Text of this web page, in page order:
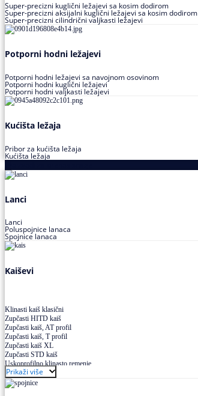
Super-precizni kuglični ležajevi sa kosim dodirom
Super-precizni aksijalni kuglični ležajevi sa kosim dodirom
Super-precizni cilindrični valjkasti ležajevi
Potporni hodni ležajevi
Potporni hodni ležajevi sa navojnom osovinom
Potporni hodni kuglični ležajevi
Potporni hodni valjkasti ležajevi
Kućišta ležaja
Pribor za kućišta ležaja
Kućišta ležaja
Lanci
Lanci
Poluspojnice lanaca
Spojnice lanaca
Kaiševi
Klinasti kaiš klasični
Zupčasti HITD kaiš
Zupčasti kaiš, AT profil
Zupčasti kaiš, T profil
Zupčasti kaiš XL
Zupčasti STD kaiš
Uskoprofilno klinasto remenje
Uskoprofilno klinasto remenje spojeno
Uskoprofilno klinasto remenje XP extra power
Višekanalno remenje PJ,PK
Prikaži više